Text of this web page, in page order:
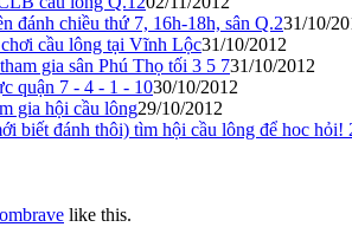
đánh chiều thứ 7, 16h-18h, sân Q.231/10/
cầu lông tại Vĩnh Lộc31/10/2012
gia sân Phú Thọ tối 3 5 731/10/2012
quận 7 - 4 - 1 - 1030/10/2012
gia hội cầu lông29/10/2012
biết đánh thôi) tìm hội cầu lông để hoc hỏi!
like this.